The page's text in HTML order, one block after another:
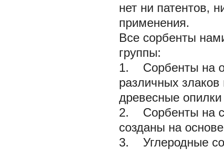
нет ни патентов,
применения.
Все сорбенты
группы:
1. Сорбенты на
различных злаков
древесные опилки
2. Сорбенты на
созданы на
3. Углеродные